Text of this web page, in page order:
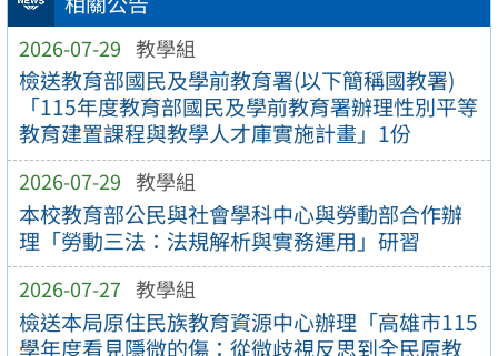
2026-07-29 教學組
檢送教育部國民及學前教育署(以下簡稱國教署)
「115年度教育部國民及學前教育署辦理性別平等
教育建置課程與教學人才庫實施計畫」1份
2026-07-29 教學組
本校教育部公民與社會學科中心與勞動部合作辦
理「勞動三法：法規解析與實務運用」研習
2026-07-27 教學組
檢送本局原住民族教育資源中心辦理「高雄市115
學年度看見隱微的傷：從微歧視反思到全民原教